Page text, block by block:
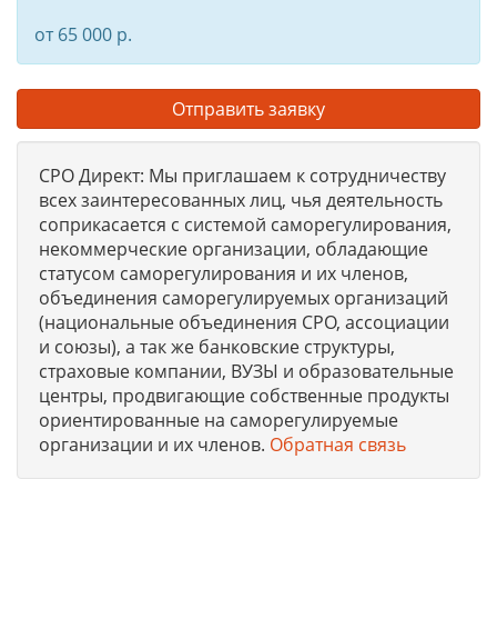
от 65 000 р.
Отправить заявку
СРО Директ: Мы приглашаем к сотрудничеству
всех заинтересованных лиц, чья деятельность
соприкасается с системой саморегулирования,
некоммерческие организации, обладающие
статусом саморегулирования и их членов,
объединения саморегулируемых организаций
(национальные объединения СРО, ассоциации
и союзы), а так же банковские структуры,
страховые компании, ВУЗЫ и образовательные
центры, продвигающие собственные продукты
ориентированные на саморегулируемые
организации и их членов. Обратная связь